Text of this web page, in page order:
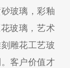
玻璃，彩釉
玻璃，艺术
雕花工艺玻
客户价值才